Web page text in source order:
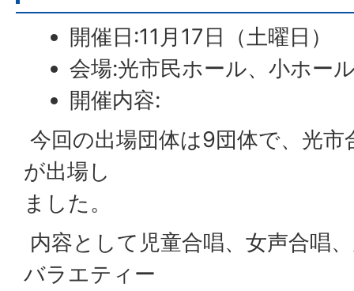
開催日:11月17日（土曜日）
会場:光市民ホール、小ホー
開催内容:
今回の出場団体は9団体で、光市
が出場し
ました。
内容として児童合唱、女声合唱
バラエティー